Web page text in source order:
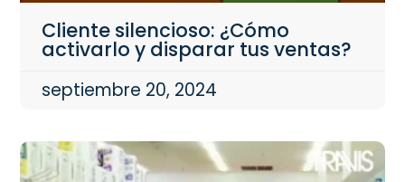
Cliente silencioso: ¿Cómo
activarlo y disparar tus ventas?
septiembre 20, 2024